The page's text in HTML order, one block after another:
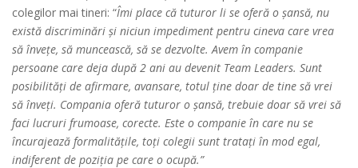
colegilor mai tineri: “Îmi place că tuturor li se oferă o șansă, nu
există discriminări și niciun impediment pentru cineva care vrea
să învețe, să muncească, să se dezvolte.Avem în companie
persoane care deja după 2 ani au devenit Team Leaders. Sunt
posibilități de afirmare, avansare, totul ține doar de tine să vrei
să înveți. Compania oferă tuturor o șansă, trebuie doar să vrei să
faci lucruri frumoase, corecte. Este o companie în care nu se
încurajează formalitățile, toți colegii sunt tratați în mod egal,
indiferent de poziția pe care o ocupă.”